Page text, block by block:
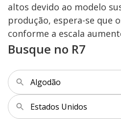
altos devido ao modelo
produção, espera-se que
conforme a escala
Busque no R7
Algodão
Estados Unidos